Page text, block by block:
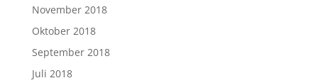
November 2018
Oktober 2018
September 2018
Juli 2018